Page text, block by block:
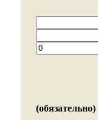
(обязательно)